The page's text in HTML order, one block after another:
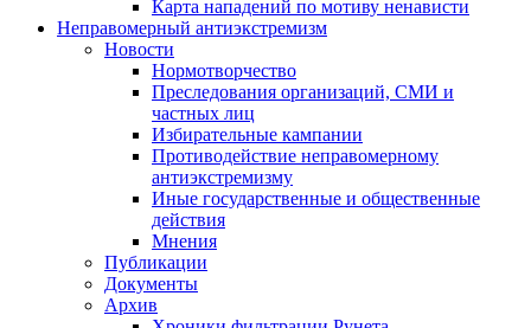
Карта нападений по мотиву ненависти
Неправомерный антиэкстремизм
Новости
Нормотворчество
Преследования организаций, СМИ и
частных лиц
Избирательные кампании
Противодействие неправомерному
антиэкстремизму
Иные государственные и общественные
действия
Мнения
Публикации
Документы
Архив